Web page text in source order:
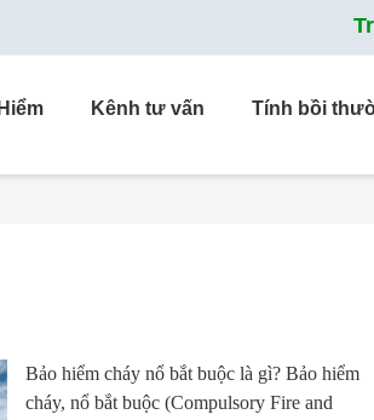
Kênh tư vấn Tính bồi
Bảo hiểm cháy nổ bắt buộc là gì? Bảo hiểm
cháy, nổ bắt buộc (Compulsory Fire and